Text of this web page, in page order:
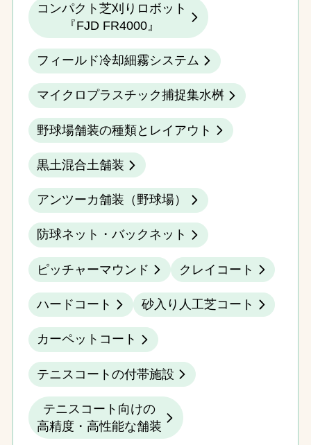
コンパクト芝刈りロボット
『FJD FR4000』
フィールド冷却細霧システム
マイクロプラスチック捕捉集水桝
野球場舗装の種類とレイアウト
黒土混合土舗装
アンツーカ舗装（野球場）
防球ネット・バックネット
ピッチャーマウンド クレイコート
ハードコート 砂入り人工芝コート
カーペットコート
テニスコートの付帯施設
テニスコート向けの
高精度・高性能な舗装